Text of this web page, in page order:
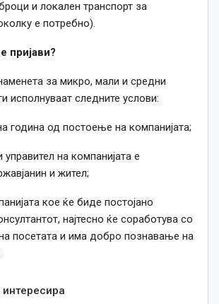
и локален транспорт за
е потребно).
пријави?
за микро, мали и средни
исполнуваат следните услови:
година од постоење на компанијата;
на компанијата е
и жител;
кое ќе биде постојано
најтесно ќе соработува со
посетата и има добро познавање на